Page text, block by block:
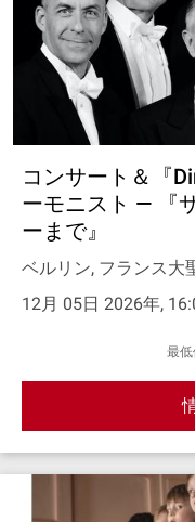
コンサート＆『
ーモニスト — 『
ーまで』
ベルリン, フランス大
12月 05日 2026年,
最